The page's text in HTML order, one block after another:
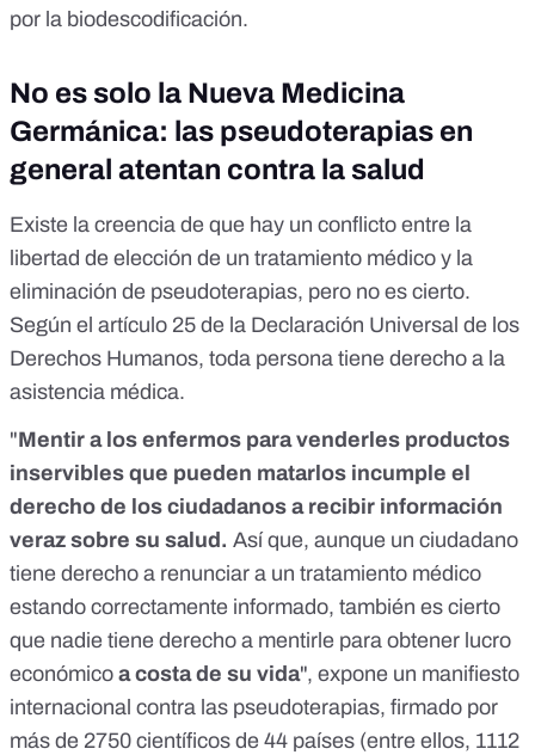
por la biodescodificación.
No es solo la Nueva Medicina
Germánica: las pseudoterapias en
general atentan contra la salud
Existe la creencia de que hay un conflicto entre la
libertad de elección de un tratamiento médico y la
eliminación de pseudoterapias, pero no es cierto.
Según el artículo 25 de la Declaración Universal de los
Derechos Humanos, toda persona tiene derecho a la
asistencia médica.
"Mentir a los enfermos para venderles productos
inservibles que pueden matarlos incumple el
derecho de los ciudadanos a recibir información
veraz sobre su salud. Así que, aunque un ciudadano
tiene derecho a renunciar a un tratamiento médico
estando correctamente informado, también es cierto
que nadie tiene derecho a mentirle para obtener lucro
económico a costa de su vida", expone un manifiesto
internacional contra las pseudoterapias, firmado por
más de 2750 científicos de 44 países (entre ellos, 1112